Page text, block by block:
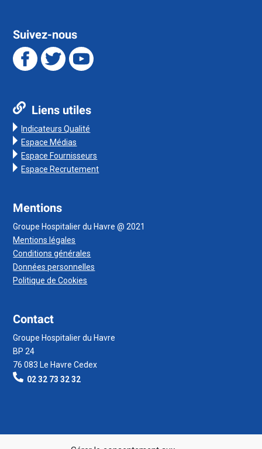
Suivez-nous
Liens utiles
Indicateurs Qualité
Espace Médias
Espace Fournisseurs
Espace Recrutement
Mentions
Groupe Hospitalier du Havre @ 2021
Mentions légales
Conditions générales
Données personnelles
Politique de Cookies
Contact
Groupe Hospitalier du Havre
BP 24
76 083 Le Havre Cedex
02 32 73 32 32